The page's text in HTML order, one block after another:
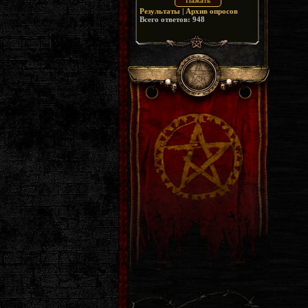
Результаты | Архив опросов
Всего ответов: 948